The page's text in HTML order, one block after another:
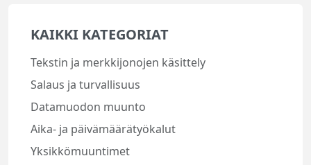
KAIKKI KATEGORIAT
Tekstin ja merkkijonojen käsittely
Salaus ja turvallisuus
Datamuodon muunto
Aika- ja päivämäärätyökalut
Yksikkömuuntimet